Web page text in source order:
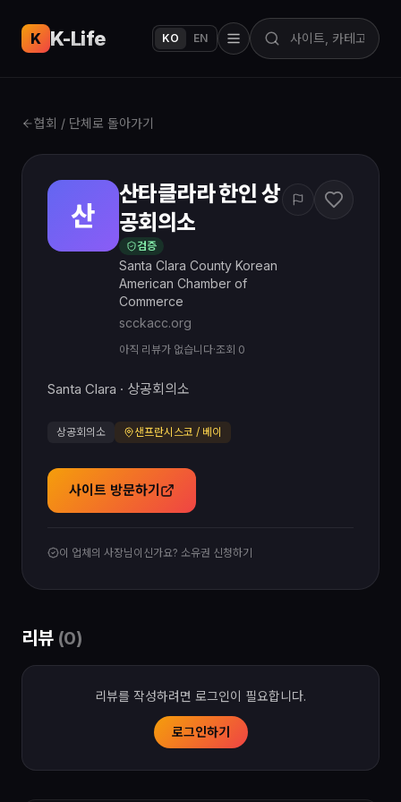
K K-Life KO EN
협회 / 단체로 돌아가기
산
산타클라라 한인 상
공회의소
검증
Santa Clara County Korean
American Chamber of
Commerce
scckacc.org
아직 리뷰가 없습니다·조회 0
Santa Clara · 상공회의소
상공회의소 샌프란시스코 / 베이
사이트 방문하기
이 업체의 사장님이신가요? 소유권 신청하기
리뷰 (0)
리뷰를 작성하려면 로그인이 필요합니다.
로그인하기